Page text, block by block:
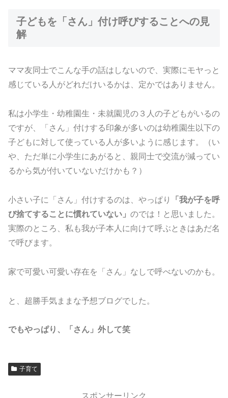
子どもを「さん」付け呼びすることへの見
解
ママ友同士でこんな手の話はしないので、実際にモヤっと
感じている人がどれだけいるかは、定かではありません。
私は小学生・幼稚園生・未就園児の３人の子どもがいるの
ですが、「さん」付けする印象が多いのは幼稚園生以下の
子どもに対して使っている人が多いように感じます。（い
や、ただ単に小学生にあがると、親同士で交流が減ってい
るから気が付いていないだけかも？）
小さい子に「さん」付けするのは、やっぱり
「我が子を呼
び捨てすることに慣れていない」 のでは！と思いました。
実際のところ、私も我が子本人に向けて呼ぶときはあだ名
で呼びます。
家で可愛い可愛い存在を「さん」なしで呼べないのかも。
と、超勝手気ままな予想ブログでした。
でもやっぱり、「さん」外して笑
子育て
スポンサーリンク